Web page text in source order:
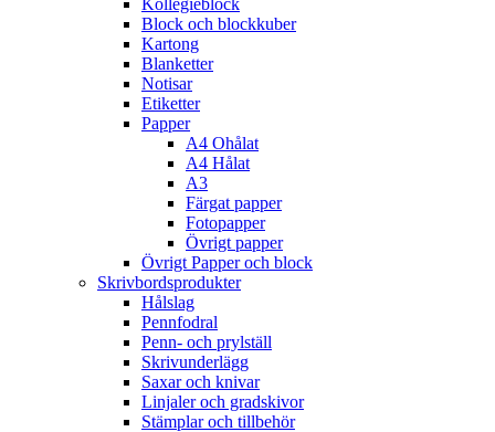
Kollegieblock
Block och blockkuber
Kartong
Blanketter
Notisar
Etiketter
Papper
A4 Ohålat
A4 Hålat
A3
Färgat papper
Fotopapper
Övrigt papper
Övrigt Papper och block
Skrivbordsprodukter
Hålslag
Pennfodral
Penn- och prylställ
Skrivunderlägg
Saxar och knivar
Linjaler och gradskivor
Stämplar och tillbehör